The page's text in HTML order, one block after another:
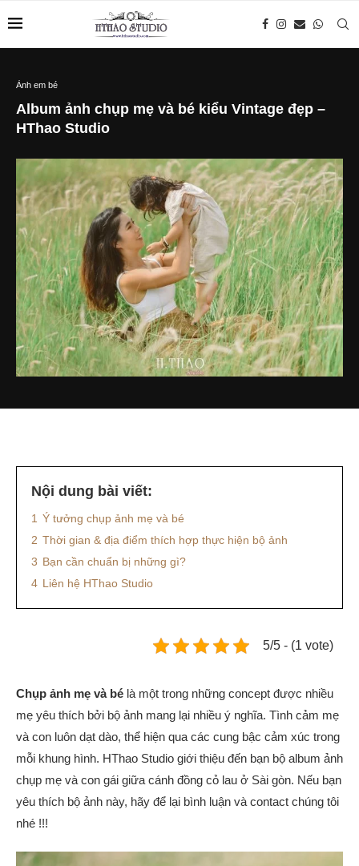
Ảnh em bé
Album ảnh chụp mẹ và bé kiểu Vintage đẹp –
HThao Studio
Nội dung bài viết:
1 Ý tưởng chụp ảnh mẹ và bé
2 Thời gian & địa điểm thích hợp thực hiện bộ ảnh
3 Bạn cần chuẩn bị những gì?
4 Liên hệ HThao Studio
5/5 - (1 vote)
Chụp ảnh mẹ và bé là một trong những concept được nhiều
mẹ yêu thích bởi bộ ảnh mang lại nhiều ý nghĩa. Tình cảm mẹ
và con luôn dạt dào, thể hiện qua các cung bậc cảm xúc trong
mỗi khung hình. HThao Studio giới thiệu đến bạn bộ album ảnh
chụp mẹ và con gái giữa cánh đồng cỏ lau ở Sài gòn. Nếu bạn
yêu thích bộ ảnh này, hãy để lại bình luận và contact chúng tôi
nhé !!!